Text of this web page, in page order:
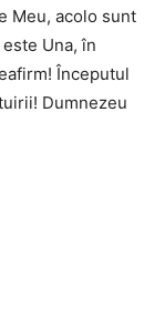
Meu, acolo sunt
Una, în
Începutul
Dumnezeu